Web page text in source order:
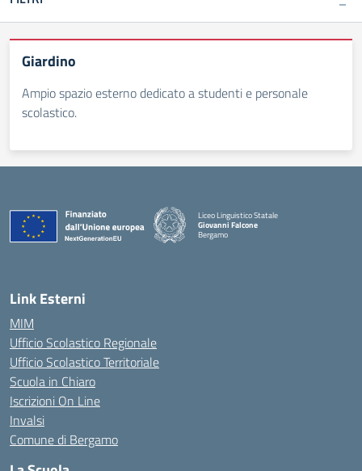
Giardino
Ampio spazio esterno dedicato a studenti e personale
scolastico.
Liceo Linguistico Statale
Giovanni Falcone
Bergamo
— Visita la pagina iniziale della scuola
Link Esterni
MIM
Ufficio Scolastico Regionale
Ufficio Scolastico Territoriale
Scuola in Chiaro
Iscrizioni On Line
Invalsi
Comune di Bergamo